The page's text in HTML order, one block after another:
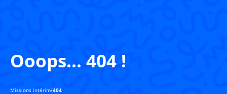
Ooops… 404 !
Missions intérim/404